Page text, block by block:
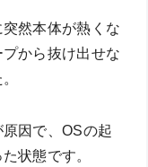
然本体が熱くな
から抜け出せな
因で、OSの起
状態です。